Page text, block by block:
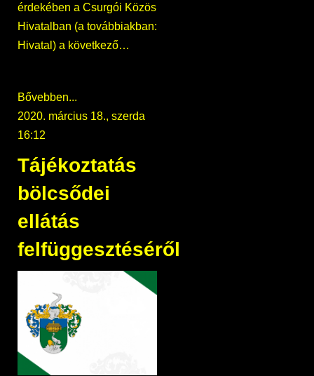
érdekében a Csurgói Közös
Hivatalban (a továbbiakban:
Hivatal) a következő…
Bővebben...
2020. március 18., szerda
16:12
Tájékoztatás
bölcsődei
ellátás
felfüggesztéséről